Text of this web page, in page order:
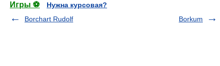
Игры ⚽
Нужна курсовая?
Borchart Rudolf
Borkum